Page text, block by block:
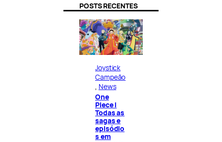
POSTS RECENTES
Joystick
Campeão
News
One
Piece |
Todas as
sagas e
episódio
s em